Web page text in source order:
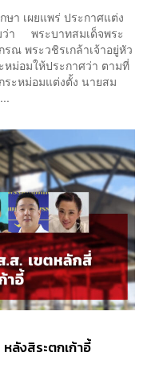
า เผยแพร่ ประกาศแต่ง
ว่า พระบาทสมเด็จพระ
ณ พระวชิรเกล้าเจ้าอยู่หัว
หม่อมให้ประกาศว่า ตามที่
ระหม่อมแต่งตั้ง นายสม
ลังสิระตกเก้าอี้